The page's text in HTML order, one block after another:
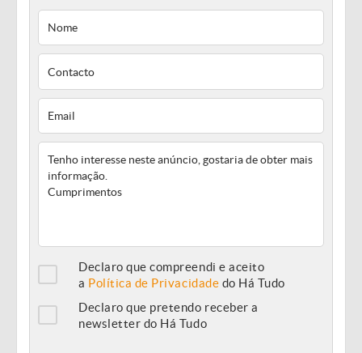
Declaro que compreendi e aceito
a Política de Privacidade do Há Tudo
Declaro que pretendo receber a
newsletter do Há Tudo